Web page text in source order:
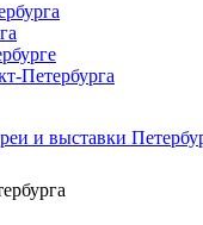
Петербурга
и выставки